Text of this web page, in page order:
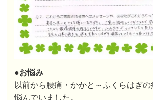
●お悩み
以前から腰痛・かかと～ふくらはぎ
悩んでいました。